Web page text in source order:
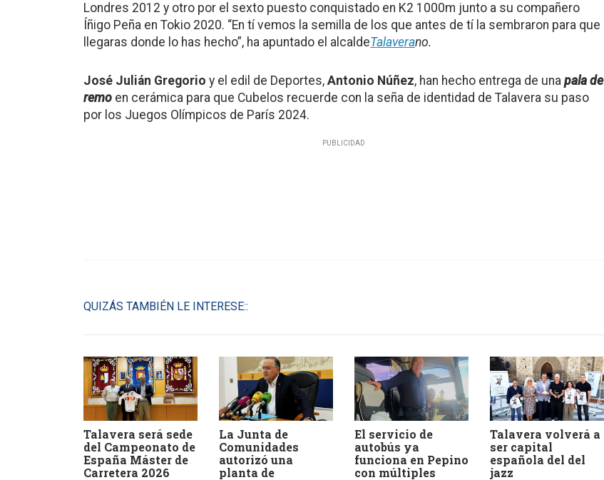
Londres 2012 y otro por el sexto puesto conquistado en K2 1000m junto a su compañero
Íñigo Peña en Tokio 2020. “En tí vemos la semilla de los que antes de tí la sembraron para que
llegaras donde lo has hecho”, ha apuntado el alcaldeTalaverano.
José Julián Gregorio y el edil de Deportes, Antonio Núñez, han hecho entrega de una pala de
remo en cerámica para que Cubelos recuerde con la seña de identidad de Talavera su paso
por los Juegos Olímpicos de París 2024.
QUIZÁS TAMBIÉN LE INTERESE::
Talavera será sede
del Campeonato de
España Máster de
Carretera 2026
La Junta de
Comunidades
autorizó una
planta de
El servicio de
autobús ya
funciona en Pepino
con múltiples
Talavera volverá a
ser capital
española del del
jazz